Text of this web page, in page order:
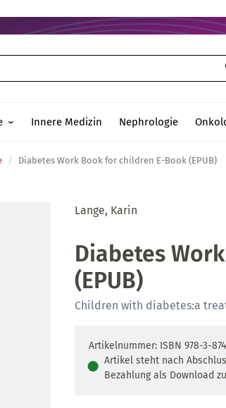
Innere Medizin Nephrologie
Lange, Karin
Diabetes
(EPUB)
Children with diabetes:a
Artikelnummer: ISBN 978-3-
● Artikel steht nach
Bezahlung als Download